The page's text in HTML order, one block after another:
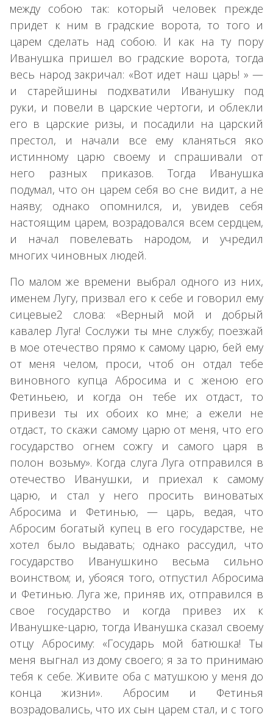
между собою так: который человек прежде
придет к ним в градские ворота, то того и
царем сделать над собою. И как на ту пору
Иванушка пришел во градские ворота, тогда
весь народ закричал: «Вот идет наш царь! » —
и старейшины подхватили Иванушку под
руки, и повели в царские чертоги, и облекли
его в царские ризы, и посадили на царский
престол, и начали все ему кланяться яко
истинному царю своему и спрашивали от
него разных приказов. Тогда Иванушка
подумал, что он царем себя во сне видит, а не
наяву; однако опомнился, и, увидев себя
настоящим царем, возрадовался всем сердцем,
и начал повелевать народом, и учредил
многих чиновных людей.
По малом же времени выбрал одного из них,
именем Лугу, призвал его к себе и говорил ему
сицевые2 слова: «Верный мой и добрый
кавалер Луга! Сослужи ты мне службу; поезжай
в мое отечество прямо к самому царю, бей ему
от меня челом, проси, чтоб он отдал тебе
виновного купца Абросима и с женою его
Фетиньею, и когда он тебе их отдаст, то
привези ты их обоих ко мне; а ежели не
отдаст, то скажи самому царю от меня, что его
государство огнем сожгу и самого царя в
полон возьму». Когда слуга Луга отправился в
отечество Иванушки, и приехал к самому
царю, и стал у него просить виноватых
Абросима и Фетинью, — царь, ведая, что
Абросим богатый купец в его государстве, не
хотел было выдавать; однако рассудил, что
государство Иванушкино весьма сильно
воинством; и, убояся того, отпустил Абросима
и Фетинью. Луга же, приняв их, отправился в
свое государство и когда привез их к
Иванушке-царю, тогда Иванушка сказал своему
отцу Абросиму: «Государь мой батюшка! Ты
меня выгнал из дому своего; я за то принимаю
тебя к себе. Живите оба с матушкою у меня до
конца жизни». Абросим и Фетинья
возрадовались, что их сын царем стал, и с того
Скачайте наше приложение «Несказки»!
Увлекательные сказки и полезные привычки для
вашего ребёнка в одном приложении!